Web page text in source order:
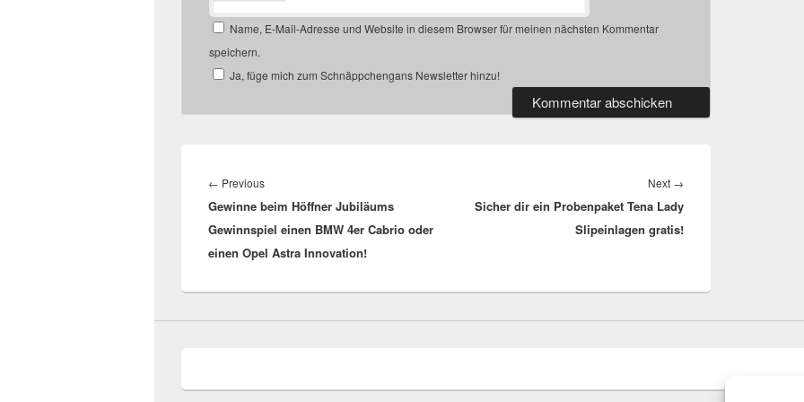
Name, E-Mail-Adresse und Website in diesem Browser für meinen nächsten Kommentar
speichern.
Ja, füge mich zum Schnäppchengans Newsletter hinzu!
← PreviousPrevious
post:
Gewinne beim Höffner Jubiläums
Gewinnspiel einen BMW 4er Cabrio oder
einen Opel Astra Innovation!
Next →
post:
Sicher dir ein Probenpaket Tena Lady
Slipeinlagen gratis!